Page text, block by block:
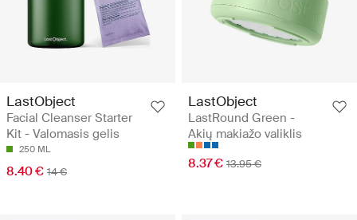
LastObject
Facial Cleanser Starter
Kit - Valomasis gelis
250 ML
8.40 € 14 €
LastObject
LastRound Green -
Akių makiažo valiklis
8.37 € 13.95 €